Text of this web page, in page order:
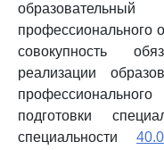
профессионального
совокупность
реализации
подготовки
специальности